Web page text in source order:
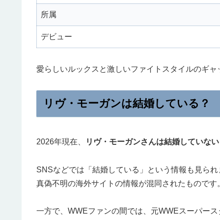
所属
デビュー
愛らしいルックスと激しいファイトスタイルのギ
リヴ・モーガンは結婚している？
2026年現在、 リヴ・モーガンさんは結婚していない
SNSなどでは「結婚している」という情報も見ら
真偽不明の海外サイトの情報が混同されたものです
一方で、WWEファンの間では、元WWEスーパース